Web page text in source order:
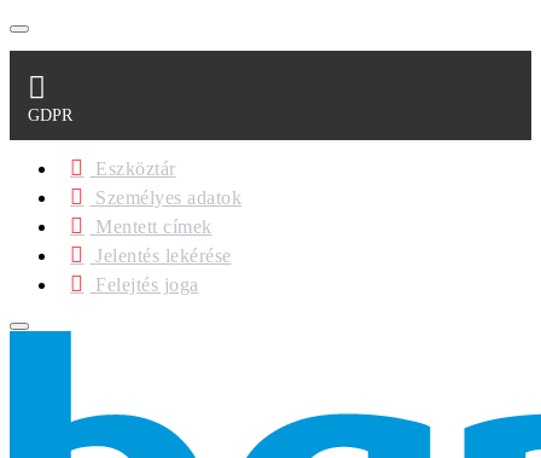
GDPR
Eszköztár
Személyes adatok
Mentett címek
Jelentés lekérése
Felejtés joga